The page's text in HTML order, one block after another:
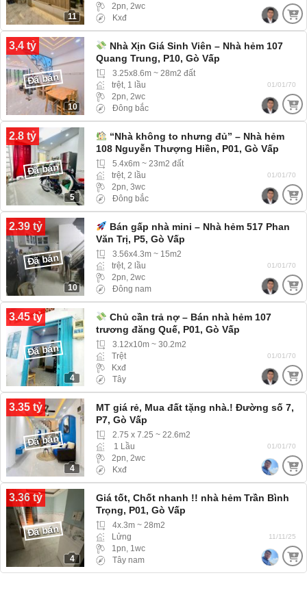
11
2pn, 2wc
Kxđ
3,4 tỷ
10
Đã bán
Nhà Xịn Giá Sinh Viên – Nhà hẻm 107
Quang Trung, P10, Gò Vấp
3.25x8.6m ~ 28m2 đất
trệt, 1 lầu
2pn, 2wc
Đông bắc
01/01/70
2.8 tỷ
5
Đã bán
“Nhà không to nhưng đủ” – Nhà hẻm
108 Nguyễn Thượng Hiền, P01, Gò Vấp
5.4x6m ~ 23m2 đất
trệt, 2 lầu
2pn, 3wc
Đông bắc
01/01/70
2.39 tỷ
10
Đã bán
Bán gấp nhà mini – Nhà hẻm 517 Phan
Văn Trị, P5, Gò Vấp
3.56x4.3m ~ 15m2
trệt, 2 lầu
2pn, 2wc
Đông nam
01/01/70
3.45 tỷ
4
Đã bán
Chủ cần trả nợ – Bán nhà hẻm 107
trương đăng Quế, P01, Gò Vấp
3.12x10m ~ 30.2m2
Trệt
Kxđ
Tây
01/01/70
3.35 tỷ
4
Đã bán
MT giá rẻ, Mua đất tặng nhà.! Đường số 7,
P7, Gò Vấp
2.75 x 7.25 ~ 22.6m2
1 Lầu
2pn, 2wc
Kxđ
01/01/70
3.36 tỷ
4
Đã bán
Giá tốt, Chốt nhanh !! nhà hẻm Trần Bình
Trọng, P01, Gò Vấp
4x.3m ~ 28m2
Lửng
1pn, 1wc
Tây nam
11/11/25